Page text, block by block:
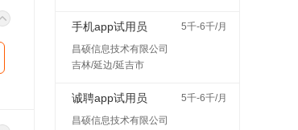
手机app试用员
5千-6千/月
昌硕信息技术有限公司
吉林/延边/延吉市
诚聘app试用员
5千-6千/月
昌硕信息技术有限公司